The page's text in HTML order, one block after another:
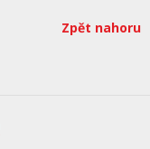
Zpět nahoru